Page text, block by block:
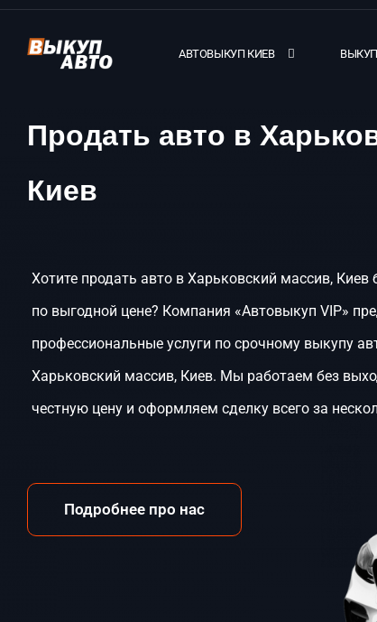
АВТОВЫКУП КИЕВ
Продать авто в
Киев
Хотите продать авто в Харьковский массив, Киев
по выгодной цене? Компания «Автовыкуп VIP»
профессиональные услуги по срочному выкупу
Харьковский массив, Киев. Мы работаем без
честную цену и оформляем сделку всего за
Подробнее про нас